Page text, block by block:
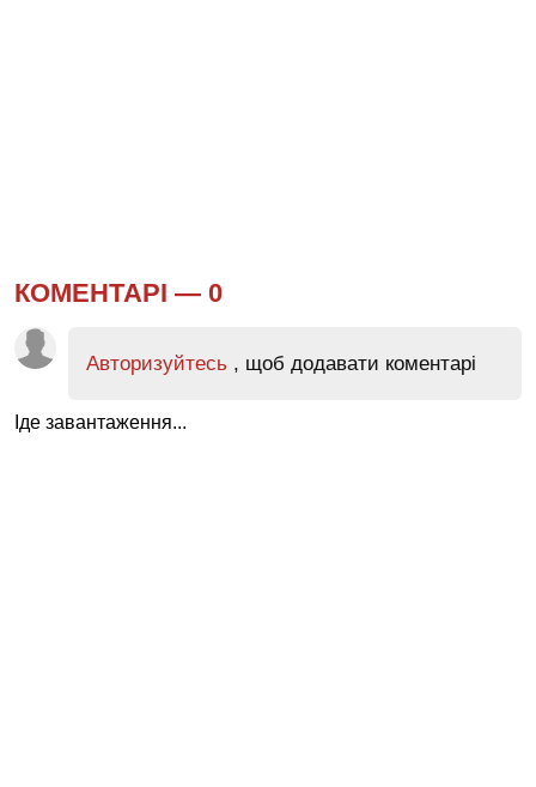
КОМЕНТАРІ — 0
Авторизуйтесь , щоб додавати коментарі
Іде завантаження...